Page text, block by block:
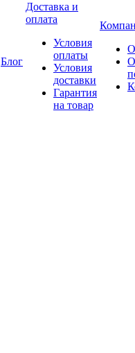
Блог
Доставка и
оплата
Условия
оплаты
Условия
доставки
Гарантия
на товар